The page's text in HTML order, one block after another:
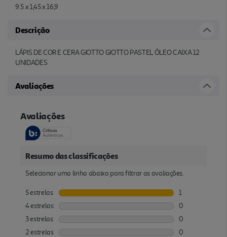
9.5 x 1,45 x 16,9
Descrição
LÁPIS DE COR E CERA GIOTTO GIOTTO PASTEL ÓLEO CAIXA 12
UNIDADES
Avaliações